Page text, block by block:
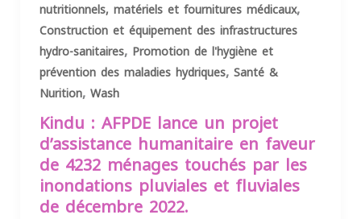
nutritionnels, matériels et fournitures médicaux,
Construction et équipement des infrastructures
hydro-sanitaires, Promotion de l'hygiène et
prévention des maladies hydriques, Santé &
Nurition, Wash
Kindu : AFPDE lance un projet
d’assistance humanitaire en faveur
de 4232 ménages touchés par les
inondations pluviales et fluviales
de décembre 2022.